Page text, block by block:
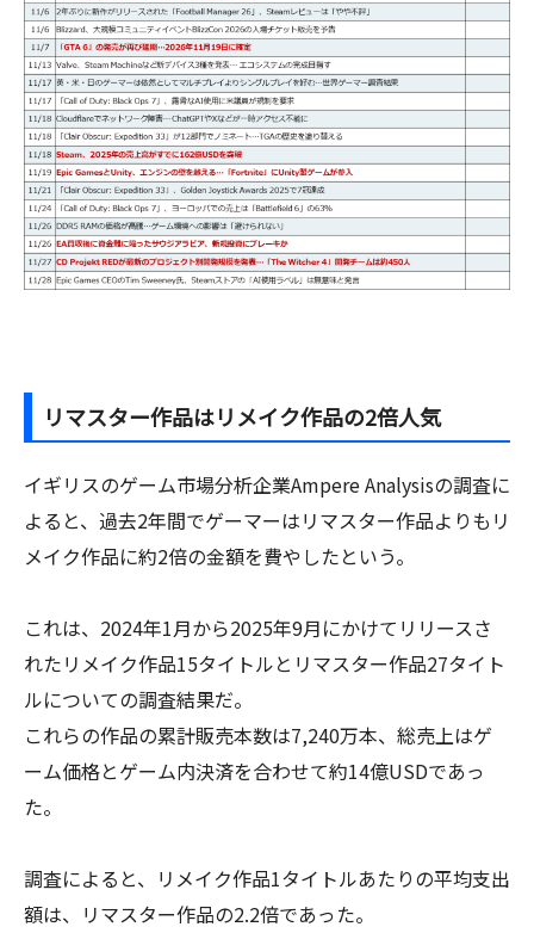
リマスター作品はリメイク作品の2倍人気
イギリスのゲーム市場分析企業Ampere Analysisの調査に
よると、過去2年間でゲーマーはリマスター作品よりもリ
メイク作品に約2倍の金額を費やしたという。
これは、2024年1月から2025年9月にかけてリリースさ
れたリメイク作品15タイトルとリマスター作品27タイト
ルについての調査結果だ。
これらの作品の累計販売本数は7,240万本、総売上はゲ
ーム価格とゲーム内決済を合わせて約14億USDであっ
た。
調査によると、リメイク作品1タイトルあたりの平均支出
額は、リマスター作品の2.2倍であった。